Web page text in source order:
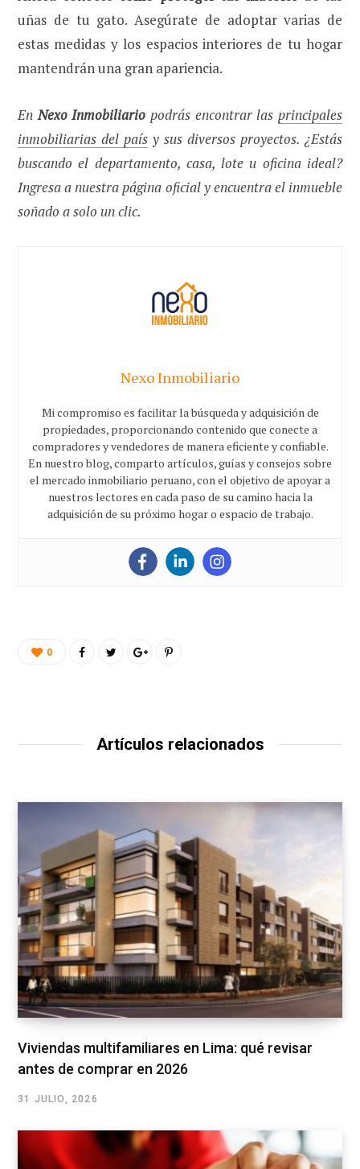
uñas de tu gato. Asegúrate de adoptar varias de
estas medidas y los espacios interiores de tu hogar
mantendrán una gran apariencia.
EnNexo Inmobiliario podrás encontrar lasprincipales
inmobiliarias del país y sus diversos proyectos. ¿Estás
buscando el departamento, casa, lote u oficina ideal?
Ingresa a nuestra página oficial y encuentra el inmueble
soñado a solo un clic.
Nexo Inmobiliario
Mi compromiso es facilitar la búsqueda y adquisición de
propiedades, proporcionando contenido que conecte a
compradores y vendedores de manera eficiente y confiable.
En nuestro blog, comparto artículos, guías y consejos sobre
el mercado inmobiliario peruano, con el objetivo de apoyar a
nuestros lectores en cada paso de su camino hacia la
adquisición de su próximo hogar o espacio de trabajo.
0
Artículos relacionados
Viviendas multifamiliares en Lima: qué revisar
antes de comprar en 2026
31 JULIO, 2026